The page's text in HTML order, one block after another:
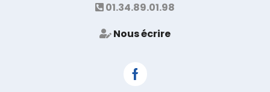
01.34.89.01.98
Nous écrire
Facebook